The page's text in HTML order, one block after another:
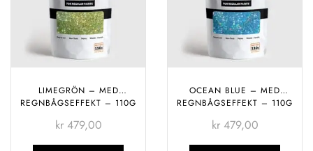
LIMEGRÖN – MED
REGNBÅGSEFFEKT – 110G
kr479,00
OCEAN BLUE – MED
REGNBÅGSEFFEKT – 110G
kr479,00